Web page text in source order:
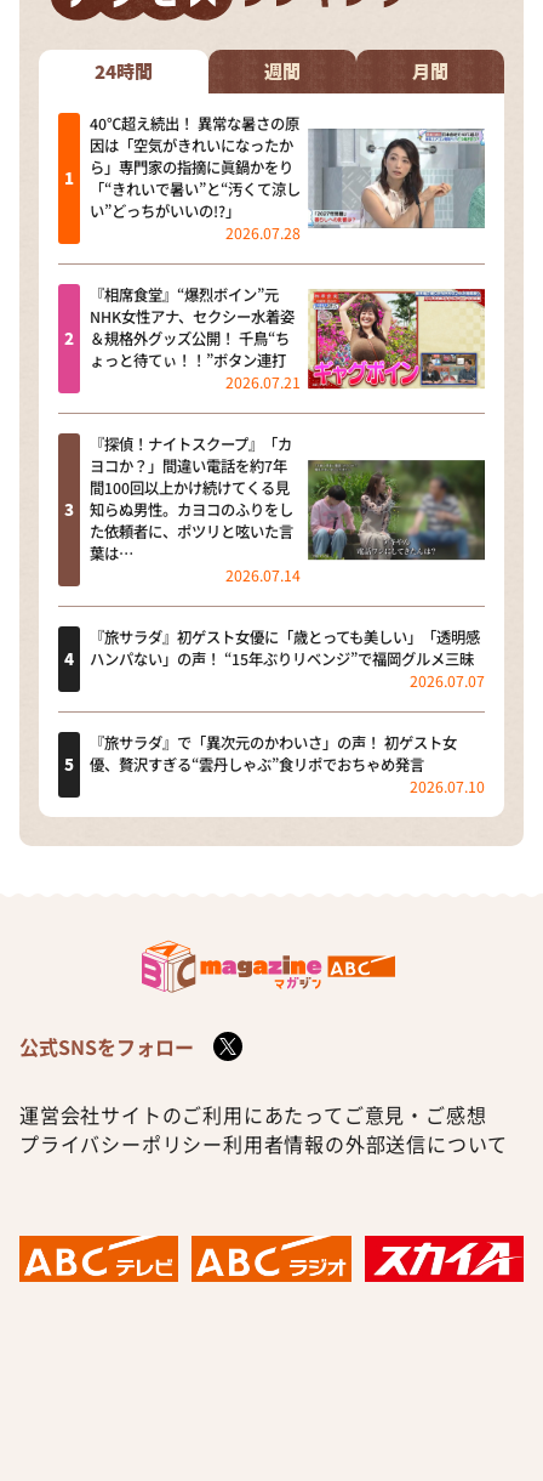
24時間 週間 月間
40℃超え続出！ 異常な暑さの原
因は「空気がきれいになったか
ら」専門家の指摘に眞鍋かをり
「“きれいで暑い”と“汚くて涼し
い”どっちがいいの!?」
2026.07.28
『相席食堂』“爆烈ボイン”元
NHK女性アナ、セクシー水着姿
＆規格外グッズ公開！ 千鳥“ち
ょっと待てぃ！！”ボタン連打
2026.07.21
『探偵！ナイトスクープ』「カ
ヨコか？」間違い電話を約7年
間100回以上かけ続けてくる見
知らぬ男性。カヨコのふりをし
た依頼者に、ポツリと呟いた言
葉は…
2026.07.14
『旅サラダ』初ゲスト女優に「歳とっても美しい」「透明感
ハンパない」の声！ “15年ぶりリベンジ”で福岡グルメ三昧
2026.07.07
『旅サラダ』で「異次元のかわいさ」の声！ 初ゲスト女
優、贅沢すぎる“雲丹しゃぶ”食リポでおちゃめ発言
2026.07.10
公式SNSをフォロー
運営会社サイトのご利用にあたって ご意見・ご感想
プライバシーポリシー利用者情報の外部送信について